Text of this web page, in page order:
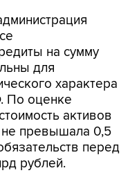
на сумму
для
характера
По оценке
активов
превышала 0,5
перед
рублей.